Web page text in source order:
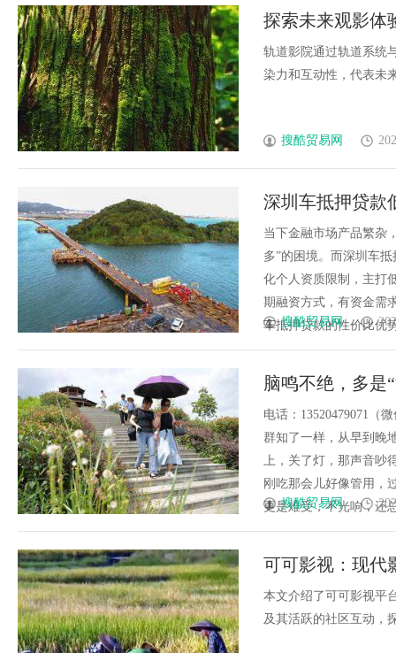
探索未来观影
轨道影院通过轨道系统
染力和互动性，代表未
搜酷贸易网
深圳车抵押贷款
当下金融市场产品繁杂
多”的困境。而深圳车
化个人资质限制，主打
期融资方式，有资金需
车抵押贷款的性价比优
搜酷贸易网
脑鸣不绝，多是
去，神清气爽
电话：13520479071（
群知了一样，从早到晚
上，关了灯，那声音吵
刚吃那会儿好像管用，
更是难受，不光响，还
搜酷贸易网
可可影视：现代
本文介绍了可可影视平
及其活跃的社区互动，